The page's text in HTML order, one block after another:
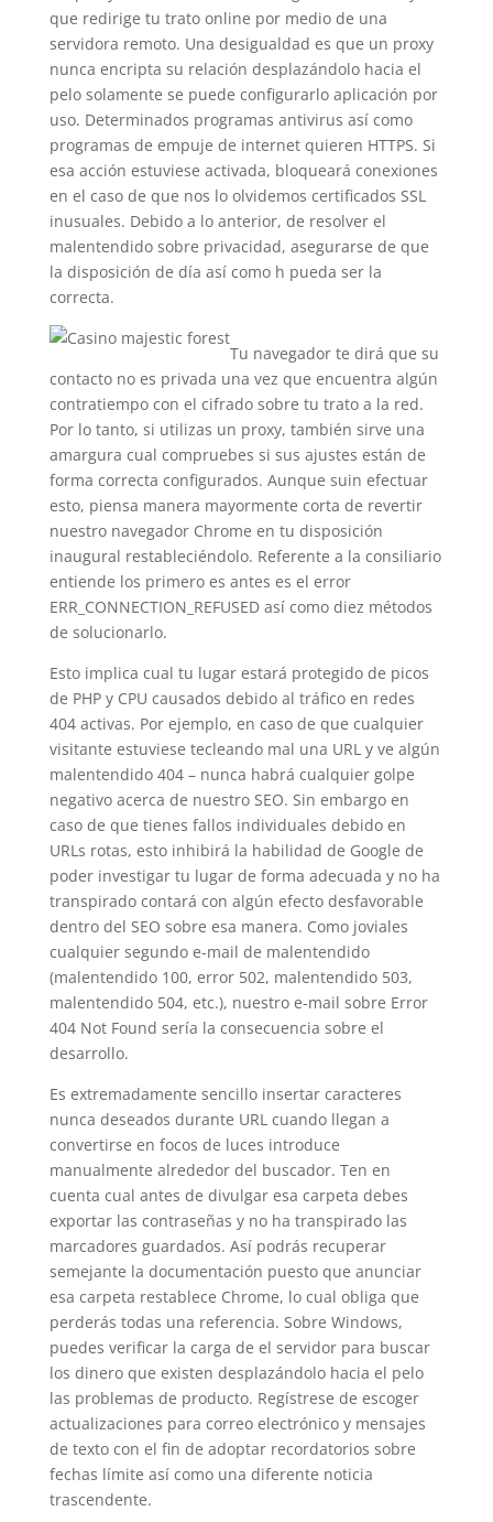
que redirige tu trato online por medio de una
servidora remoto. Una desigualdad es que un proxy
nunca encripta su relación desplazándolo hacia el
pelo solamente se puede configurarlo aplicación por
uso. Determinados programas antivirus así­ como
programas de empuje de internet quieren HTTPS. Si
esa acción estuviese activada, bloqueará conexiones
en el caso de que nos lo olvidemos certificados SSL
inusuales. Debido a lo anterior, de resolver el
malentendido sobre privacidad, asegurarse de que
la disposición de día así­ como h pueda ser la
correcta.
Tu navegador te dirá que su
contacto no es privada una vez que encuentra algún
contratiempo con el cifrado sobre tu trato a la red.
Por lo tanto, si utilizas un proxy, también sirve una
amargura cual compruebes si sus ajustes están de
forma correcta configurados. Aunque suin efectuar
esto, piensa manera mayormente corta de revertir
nuestro navegador Chrome en tu disposición
inaugural restableciéndolo. Referente a la consiliario
entiende los primero es antes es el error
ERR_CONNECTION_REFUSED así­ como diez métodos
de solucionarlo.
Esto implica cual tu lugar estará protegido de picos
de PHP y CPU causados debido al tráfico en redes
404 activas. Por ejemplo, en caso de que cualquier
visitante estuviese tecleando mal una URL y ve algún
malentendido 404 – nunca habrá cualquier golpe
negativo acerca de nuestro SEO. Sin embargo en
caso de que tienes fallos individuales debido en
URLs rotas, esto inhibirá la habilidad de Google de
poder investigar tu lugar de forma adecuada y no ha
transpirado contará con algún efecto desfavorable
dentro del SEO sobre esa manera. Como joviales
cualquier segundo e-mail de malentendido
(malentendido 100, error 502, malentendido 503,
malentendido 504, etc.), nuestro e-mail sobre Error
404 Not Found serí­a la consecuencia sobre el
desarrollo.
Es extremadamente sencillo insertar caracteres
nunca deseados durante URL cuando llegan a
convertirse en focos de luces introduce
manualmente alrededor del buscador. Ten en
cuenta cual antes de divulgar esa carpeta debes
exportar las contraseñas y no ha transpirado las
marcadores guardados. Así podrás recuperar
semejante la documentación puesto que anunciar
esa carpeta restablece Chrome, lo cual obliga que
perderás todas una referencia. Sobre Windows,
puedes verificar la carga de el servidor para buscar
los dinero que existen desplazándolo hacia el pelo
las problemas de producto. Regístrese de escoger
actualizaciones para correo electrónico y mensajes
de texto con el fin de adoptar recordatorios sobre
fechas límite así­ como una diferente noticia
trascendente.